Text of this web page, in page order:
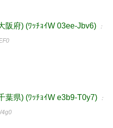
阪府) (ﾜｯﾁｮｲW 03ee-Jbv6) ：
葉県) (ﾜｯﾁｮｲW e3b9-T0y7) ：